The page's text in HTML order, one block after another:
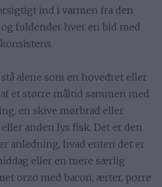
ind i varmen fra den
fuldender hver en bid med
alene som en hovedret eller
et større måltid sammen med
en skive mørbrad eller
anden lys fisk. Det er den
anledning, hvad enten det er
eller en mere særlig
orzo med bacon, ærter, porre